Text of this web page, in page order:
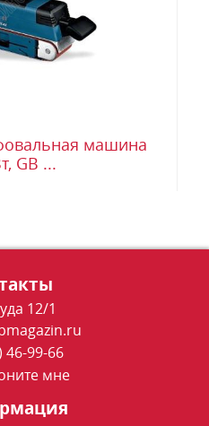
машина
GB ...
12/1
46-99-66
мне